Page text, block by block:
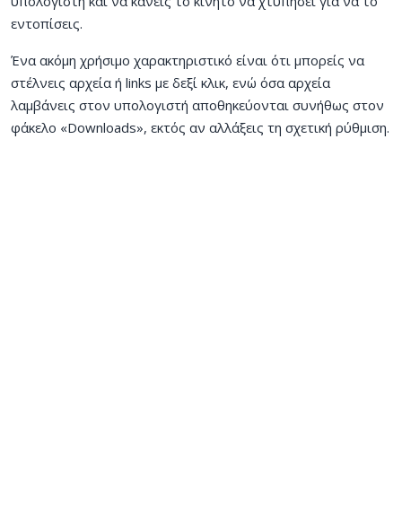
εντοπίσεις.
Ένα ακόμη χρήσιμο χαρακτηριστικό είναι ότι μπορείς να
στέλνεις αρχεία ή links με δεξί κλικ, ενώ όσα αρχεία
λαμβάνεις στον υπολογιστή αποθηκεύονται συνήθως στον
φάκελο «Downloads», εκτός αν αλλάξεις τη σχετική ρύθμιση.